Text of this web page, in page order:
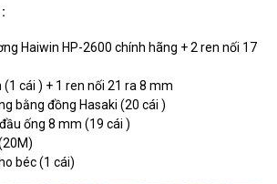
Haiwin HP-2600 chính hãng + 2 ren nối 17
(1 cái ) + 1 ren nối 21 ra 8 mm
bằng đồng Hasaki (20 cái )
ống 8 mm (19 cái )
béc (1 cái)